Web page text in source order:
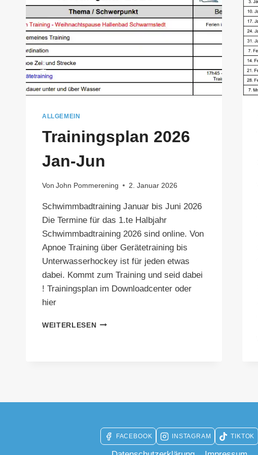
ALLGEMEIN
Trainingsplan 2026
Jan-Jun
Von John Pommerening 2. Januar 2026
Schwimmbadtraining Januar bis Juni 2026
Die Termine für das 1.te Halbjahr
Schwimmbadtraining 2026 sind online. Von
Apnoe Training über Gerätetraining bis
Unterwasserhockey ist für jeden etwas
dabei. Kommt zum Training und seid dabei
! Trainingsplan im Downloadcenter oder
hier
WEITERLESENTRAININGSPLAN
FACEBOOK INSTAGRAM TIKTOK